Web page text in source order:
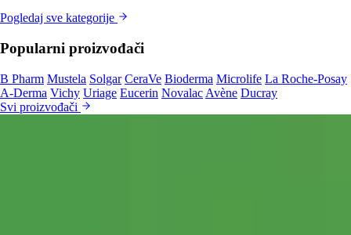
Pogledaj sve kategorije
Popularni proizvođači
B Pharm Mustela Solgar CeraVe Bioderma Microlife La Roche-Posay
A-Derma Vichy Uriage Eucerin Novalac Avène Ducray
Svi proizvođači